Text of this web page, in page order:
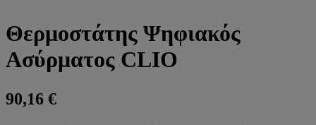
Θερμοστάτης Ψηφιακός
Ασύρματος CLIO
90,16 €